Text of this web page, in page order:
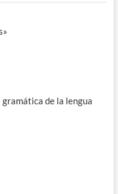
gramática de la lengua